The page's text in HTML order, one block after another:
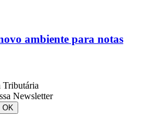
ambiente para notas
Tributária
Newsletter